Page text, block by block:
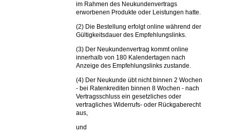
im Rahmen des Neukundenvertrags
erworbenen Produkte oder Leistungen hatte.
(2) Die Bestellung erfolgt online während der
Gültigkeitsdauer des Empfehlungslinks.
(3) Der Neukundenvertrag kommt online
innerhalb von 180 Kalendertagen nach
Anzeige des Empfehlungslinks zustande.
(4) Der Neukunde übt nicht binnen 2 Wochen
- bei Ratenkrediten binnen 8 Wochen - nach
Vertragsschluss ein gesetzliches oder
vertragliches Widerrufs- oder Rückgaberecht
aus,
und